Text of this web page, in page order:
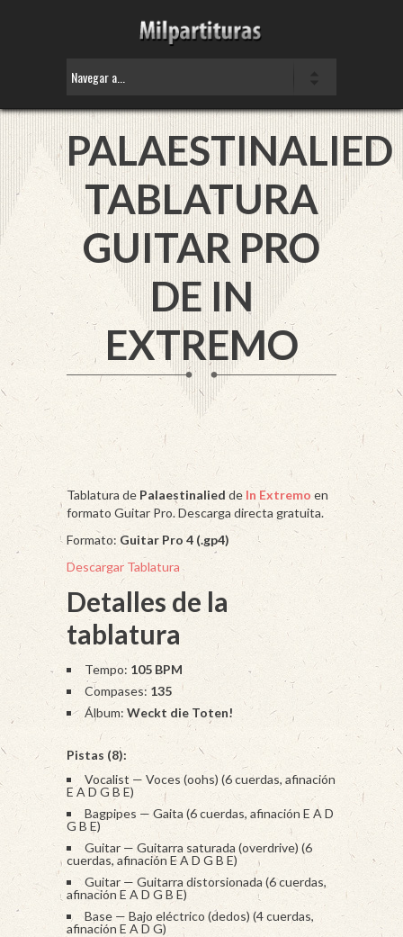
PALAESTINALIED
TABLATURA
GUITAR PRO
DE IN
EXTREMO
Tablatura de Palaestinaliedde In Extremo en
formato Guitar Pro. Descarga directa gratuita.
Formato: Guitar Pro 4 (.gp4)
Descargar Tablatura
Detalles de la
tablatura
Tempo: 105 BPM
Compases:135
Álbum: Weckt die Toten!
Pistas (8):
Vocalist — Voces (oohs) (6 cuerdas, afinación
E A D G B E)
Bagpipes — Gaita (6 cuerdas, afinación E A D
G B E)
Guitar — Guitarra saturada (overdrive) (6
cuerdas, afinación E A D G B E)
Guitar — Guitarra distorsionada (6 cuerdas,
afinación E A D G B E)
Base — Bajo eléctrico (dedos) (4 cuerdas,
afinación E A D G)